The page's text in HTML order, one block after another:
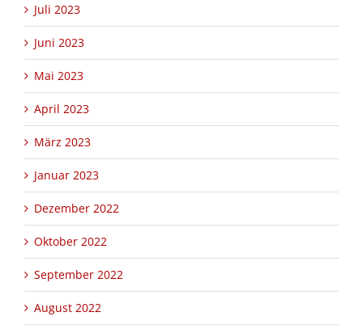
Juli 2023
Juni 2023
Mai 2023
April 2023
März 2023
Januar 2023
Dezember 2022
Oktober 2022
September 2022
August 2022